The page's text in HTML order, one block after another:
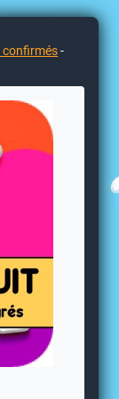
confirmés-